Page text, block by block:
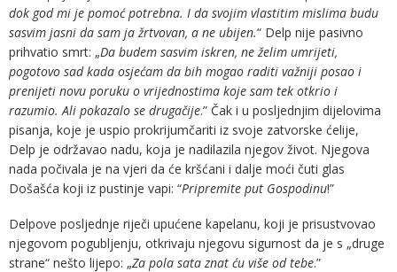
dok god mi je pomoć potrebna. I da svojim vlastitim mislima budu
sasvim jasni da sam ja žrtvovan, a ne ubijen.“ Delp nije pasivno
prihvatio smrt: „Da budem sasvim iskren, ne želim umrijeti,
pogotovo sad kada osjećam da bih mogao raditi važniji posao i
prenijeti novu poruku o vrijednostima koje sam tek otkrio i
razumio. Ali pokazalo se drugačije.” Čak i u posljednjim dijelovima
pisanja, koje je uspio prokrijumčariti iz svoje zatvorske ćelije,
Delp je održavao nadu, koja je nadilazila njegov život. Njegova
nada počivala je na vjeri da će kršćani i dalje moći čuti glas
Došašća koji iz pustinje vapi: “Pripremite put Gospodinu!”
Delpove posljednje riječi upućene kapelanu, koji je prisustvovao
njegovom pogubljenju, otkrivaju njegovu sigurnost da je s „druge
strane“ nešto lijepo: „Za pola sata znat ću više od tebe.”